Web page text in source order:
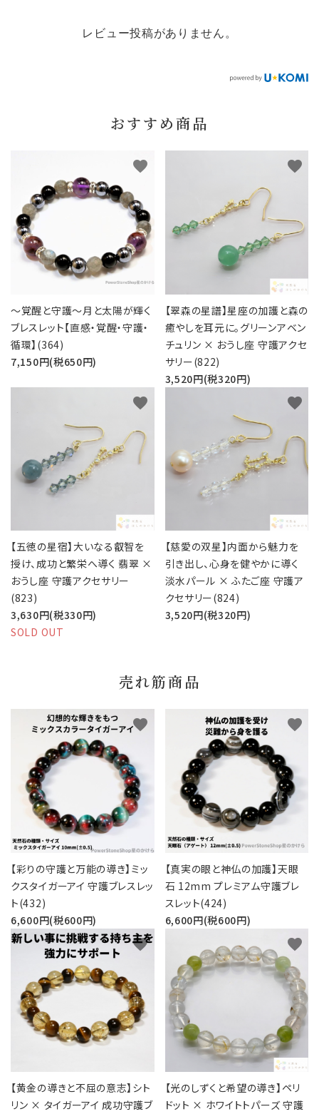
レビュー投稿がありません。
おすすめ商品
～覚醒と守護～月と太陽が輝く
ブレスレット【直感・覚醒・守護・
循環】(364)
7,150円(税650円)
favorite
【翠森の星譜】星座の加護と森の
癒やしを耳元に。グリーンアベン
チュリン × おうし座 守護アクセ
サリー(822)
3,520円(税320円)
favorite
【五徳の星宿】大いなる叡智を
授け、成功と繁栄へ導く 翡翠 ×
おうし座 守護アクセサリー
(823)
3,630円(税330円)
SOLD OUT
favorite
【慈愛の双星】内面から魅力を
引き出し、心身を健やかに導く
淡水パール × ふたご座 守護ア
クセサリー(824)
3,520円(税320円)
favorite
売れ筋商品
【彩りの守護と万能の導き】ミッ
クスタイガーアイ 守護ブレスレッ
ト(432)
6,600円(税600円)
favorite
【真実の眼と神仏の加護】天眼
石 12mm プレミアム守護ブレ
スレット(424)
6,600円(税600円)
favorite
【黄金の導きと不屈の意志】シト
リン × タイガーアイ 成功守護ブ
favorite
【光のしずくと希望の導き】ペリ
ドット × ホワイトトパーズ 守護
favorite